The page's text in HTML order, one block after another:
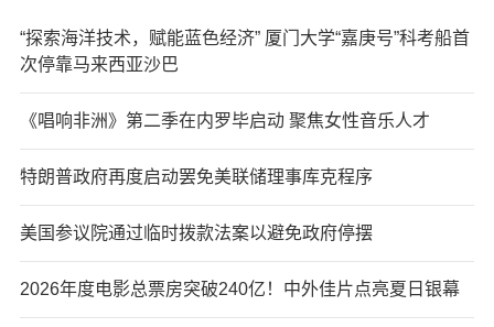
“探索海洋技术，赋能蓝色经济” 厦门大学“嘉庚号”科考船首
次停靠马来西亚沙巴
《唱响非洲》第二季在内罗毕启动 聚焦女性音乐人才
特朗普政府再度启动罢免美联储理事库克程序
美国参议院通过临时拨款法案以避免政府停摆
2026年度电影总票房突破240亿！中外佳片点亮夏日银幕